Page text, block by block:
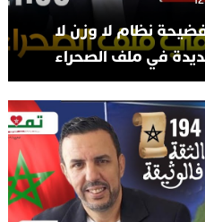
195: فضيحة نظام لا وزن لا
في ملف الصحراء